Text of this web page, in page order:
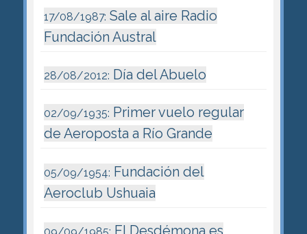
17/08/1987: Sale al aire Radio
Fundación Austral
28/08/2012: Día del Abuelo
02/09/1935: Primer vuelo regular
de Aeroposta a Río Grande
05/09/1954: Fundación del
Aeroclub Ushuaia
El Desdémona es